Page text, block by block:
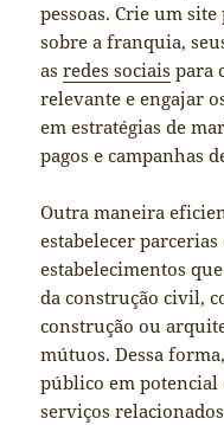
pessoas. Crie um
sobre a franquia,
asredes sociais para
relevante e engajar
em estratégias de
pagos e campanhas
Outra maneira
estabelecer
estabelecimentos
da construção civil,
construção ou
mútuos. Dessa
público em potencial
serviços